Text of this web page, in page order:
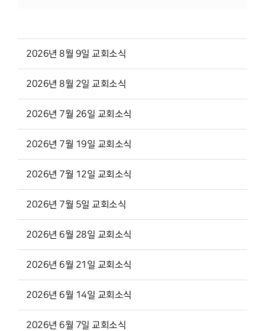
2026년 8월 9일 교회소식
2026년 8월 2일 교회소식
2026년 7월 26일 교회소식
2026년 7월 19일 교회소식
2026년 7월 12일 교회소식
2026년 7월 5일 교회소식
2026년 6월 28일 교회소식
2026년 6월 21일 교회소식
2026년 6월 14일 교회소식
2026년 6월 7일 교회소식